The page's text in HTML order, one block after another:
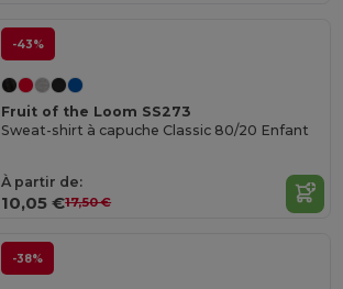
-43%
Fruit of the Loom SS273
Sweat-shirt à capuche Classic 80/20 Enfant
À partir de:
10,05 €17,50 €
-38%